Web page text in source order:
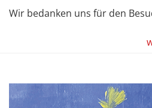
Wir bedanken uns für den